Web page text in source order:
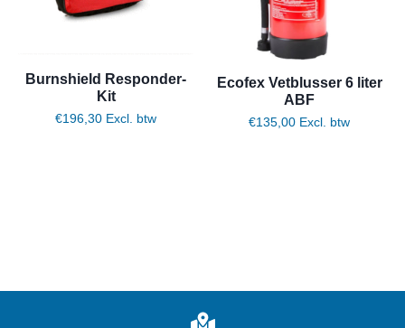
Burnshield Responder-
Kit
€196,30 Excl. btw
Ecofex Vetblusser 6 liter
ABF
€135,00 Excl. btw